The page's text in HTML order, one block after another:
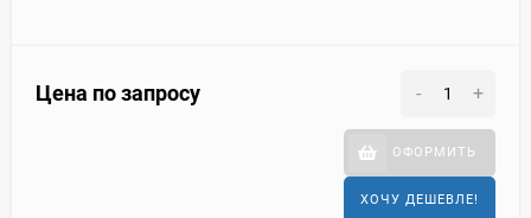
Цена по запросу - +
ОФОРМИТЬ
ХОЧУ ДЕШЕВЛЕ!